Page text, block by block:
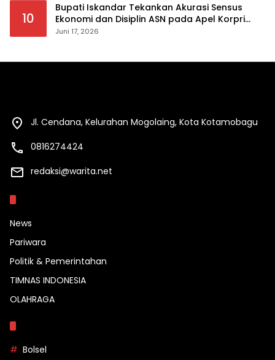
10
Bupati Iskandar Tekankan Akurasi Sensus
Ekonomi dan Disiplin ASN pada Apel Korpri
Pemkab Bolsel
Juni 17, 2026
Jl. Cendana, Kelurahan Mogolaing, Kota Kotamobagu
0816274424
redaksi@warita.net
News
Pariwara
Politik & Pemerintahan
TIMNAS INDONESIA
OLAHRAGA
Bolsel